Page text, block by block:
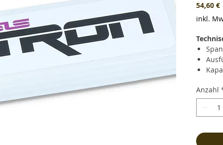
54,60 €
inkl.
und
Anzahl